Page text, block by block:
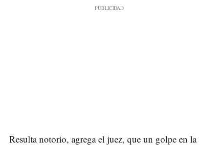
Resulta notorio, agrega el juez, que un golpe en la